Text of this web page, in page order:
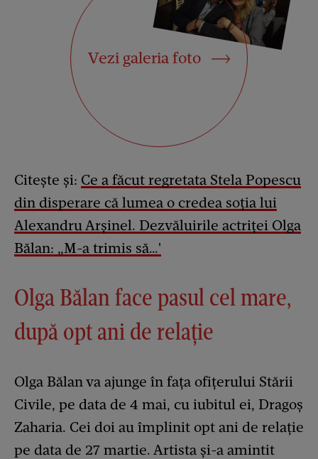
Vezi galeria foto
Citește și: Ce a făcut regretata Stela Popescu
din disperare că lumea o credea soția lui
Alexandru Arșinel. Dezvăluirile actriței Olga
Bălan: „M-a trimis să…'
Olga Bălan face pasul cel mare,
după opt ani de relație
Olga Bălan va ajunge în fața ofițerului Stării
Civile, pe data de 4 mai, cu iubitul ei, Dragoș
Zaharia. Cei doi au împlinit opt ani de relație
pe data de 27 martie. Artista și-a amintit